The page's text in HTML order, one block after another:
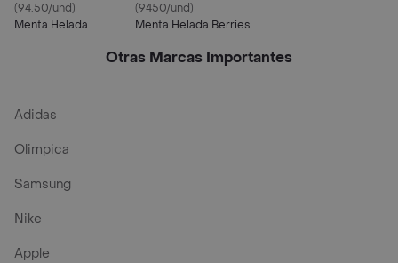
(94.50/und)
Menta Helada
(9450/und)
Menta Helada Berries
Otras Marcas Importantes
Adidas
Olimpica
Samsung
Nike
Apple